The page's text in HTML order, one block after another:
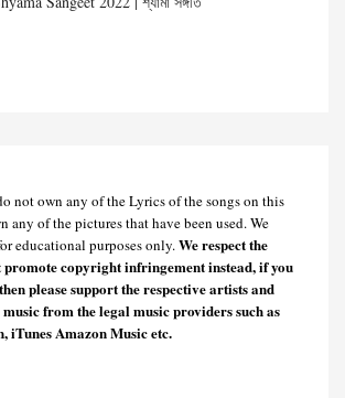
not own any of the Lyrics of the songs on this
any of the pictures that have been used. We
educational purposes only.We respect the
copyright infringement instead, if you
please support the respective artists and
from the legal music providers such as
iTunes Amazon Music etc.